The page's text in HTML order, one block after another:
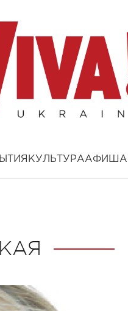
КУЛЬТУРААФИША